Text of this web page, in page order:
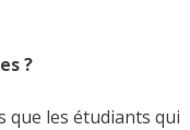
?
que les étudiants qui